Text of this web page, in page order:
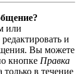
или
и
Вы можете
кнопке Правка
в течение